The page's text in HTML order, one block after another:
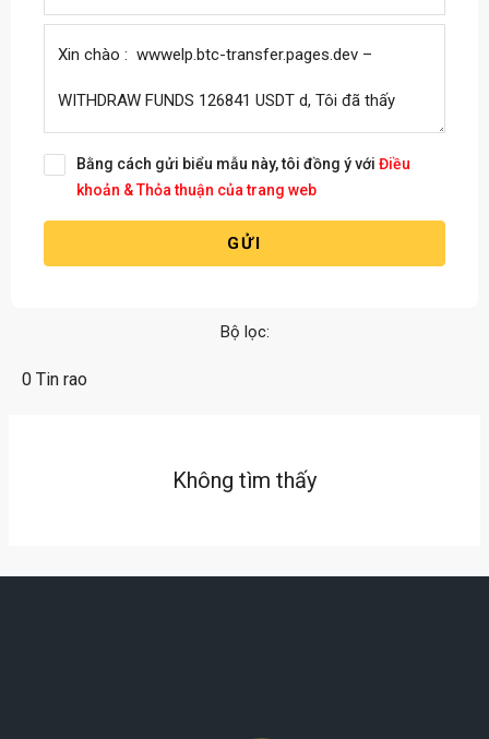
Bằng cách gửi biểu mẫu này, tôi đồng ý với Điều
khoản & Thỏa thuận của trang web
GỬI
0 Tin rao
Bộ lọc:
Không tìm thấy